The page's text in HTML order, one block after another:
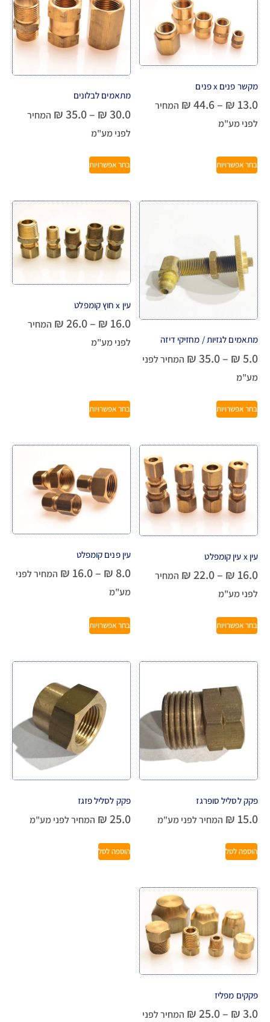
מקשר פנים x פנים
₪ 13.0
–
₪44.6
המחיר
לפני מע"מ
בחר אפשרויות
מתאמים לבלונים
₪30.0
–
₪35.0
המחיר
לפני מע"מ
בחר אפשרויות
מתאמים לגזיות / מחזיקי דיזה
₪5.0
–
₪35.0
המחיר לפני
מע"מ
בחר אפשרויות
עין x חוץ קומפלט
₪ 16.0
–
₪26.0
המחיר
לפני מע"מ
בחר אפשרויות
עין x עין קומפלט
₪ 16.0
–
₪22.0
המחיר
לפני מע"מ
בחר אפשרויות
עין פנים קומפלט
₪8.0
–
₪ 16.0
המחיר לפני
מע"מ
בחר אפשרויות
פקק לסליל סופרגז
₪ 15.0 המחיר לפני מע"מ
הוספה לסל
פקק לסליל פזגז
₪25.0 המחיר לפני מע"מ
הוספה לסל
פקקים מפליז
₪3.0
–
₪25.0 המחיר לפני